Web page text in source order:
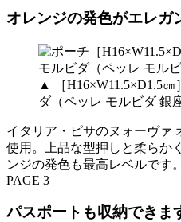
オレンジの発色がエレガ
▲ ［H16×W11.5×D1.5
ダ（ペッレ モルビダ 銀
イタリア・ピサのヌォーヴァ
使用。上品な型押しと柔らか
ンジの発色も最高レベルです。
PAGE 3
パスポートも収納できま